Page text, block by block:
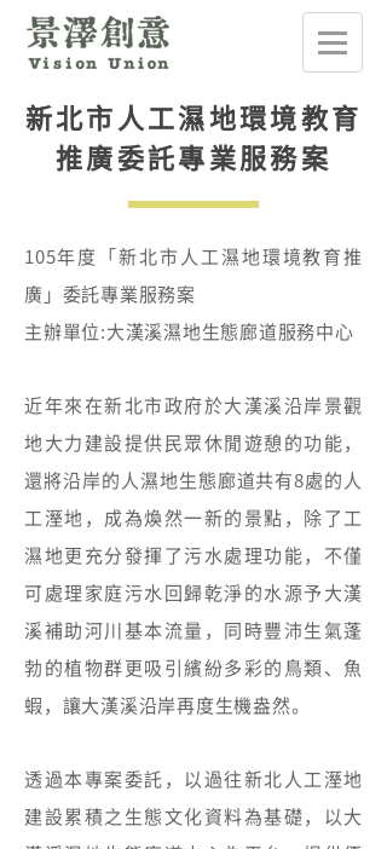
新北市人工濕地環境教育
推廣委託專業服務案
105年度「新北市人工濕地環境教育推
廣」委託專業服務案
主辦單位:大漢溪濕地生態廊道服務中心
近年來在新北市政府於大漢溪沿岸景觀
地大力建設提供民眾休閒遊憩的功能，
還將沿岸的人濕地生態廊道共有8處的人
工溼地，成為煥然一新的景點，除了工
濕地更充分發揮了污水處理功能，不僅
可處理家庭污水回歸乾淨的水源予大漢
溪補助河川基本流量，同時豐沛生氣蓬
勃的植物群更吸引繽紛多彩的鳥類、魚
蝦，讓大漢溪沿岸再度生機盎然。
透過本專案委託，以過往新北人工溼地
建設累積之生態文化資料為基礎，以大